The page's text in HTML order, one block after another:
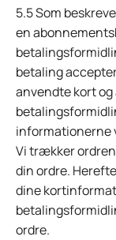
5.5 Som
en
betaling
anvendte kort
informationerne
Vi trækker
din ordre.
dine
ordre.